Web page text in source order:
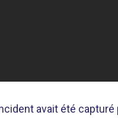
avait été